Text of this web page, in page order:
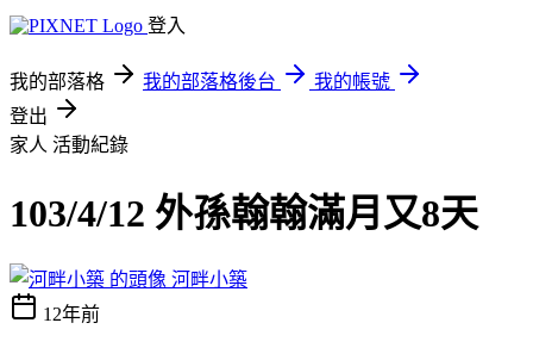
登入
我的部落格 我的部落格後台
我的帳號
登出
家人 活動紀錄
103/4/12 外孫翰翰滿月又8天
河畔小築
12年前